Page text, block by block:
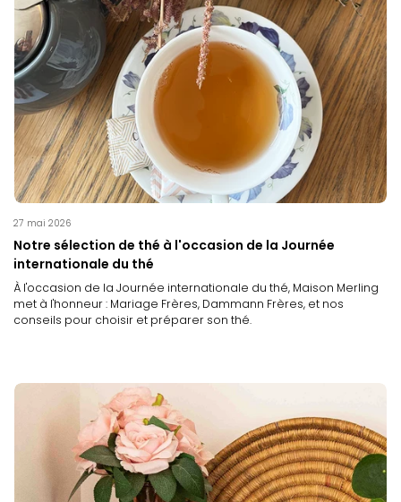
27 mai 2026
Notre sélection de thé à l'occasion de la Journée
internationale du thé
À l'occasion de la Journée internationale du thé, Maison Merling
met à l'honneur : Mariage Frères, Dammann Frères, et nos
conseils pour choisir et préparer son thé.